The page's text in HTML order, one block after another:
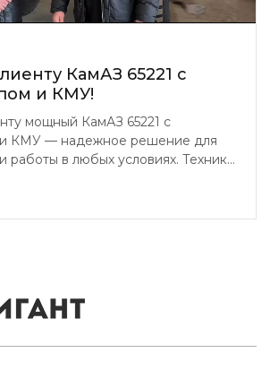
КамАЗ 65221 с
и КМУ!
мощный КамАЗ 65221 с
КМУ — надежное решение для
работы в любых условиях. Техника